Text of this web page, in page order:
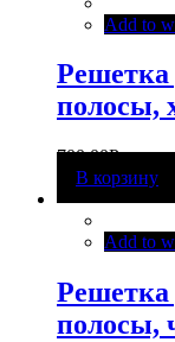
Add to
Решетка
полосы,
700,00Р
В корзину
Add to
Решетка
полосы,